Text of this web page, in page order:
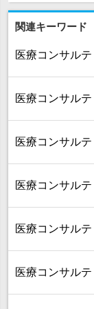
関連キーワード
医療コンサル
医療コンサル
医療コンサル
医療コンサル
医療コンサル
医療コンサル